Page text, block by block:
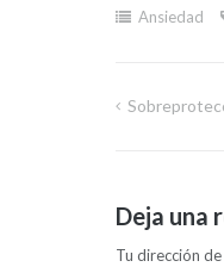
Ansiedad
entradas
Deja una
Tu dirección